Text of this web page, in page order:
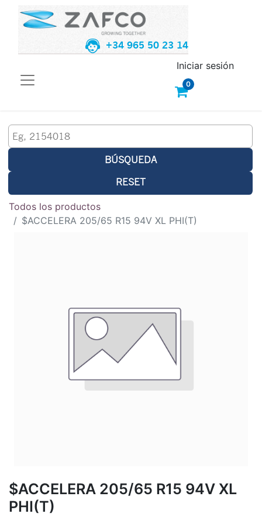
+34 965 50 23 14
0
Iniciar sesión
BÚSQUEDA
RESET
Todos los productos
$ACCELERA 205/65 R15 94V XL PHI(T)
$ACCELERA 205/65 R15 94V XL
PHI(T)